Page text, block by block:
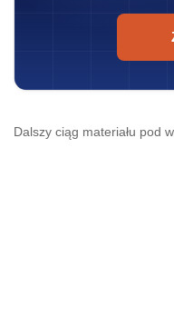
Dalszy ciąg materiału pod